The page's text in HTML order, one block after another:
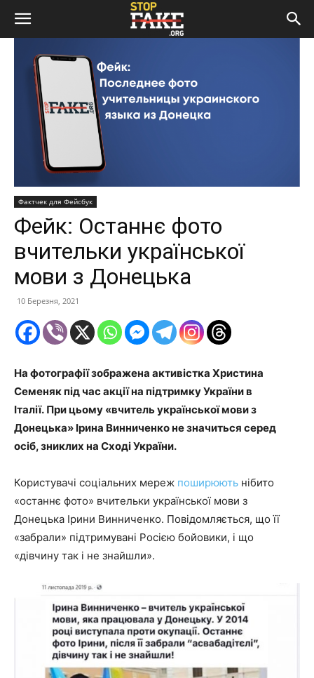
Фактчек для Фейсбук
Фейк: Останнє фото
вчительки української
мови з Донецька
10 Березня, 2021
На фотографії зображена активістка Христина
Семеняк під час акції на підтримку України в
Італії. При цьому «вчитель української мови з
Донецька» Ірина Винниченко не значиться серед
осіб, зниклих на Сході України.
Користувачі соціальних мереж поширюють нібито
«останнє фото» вчительки української мови з
Донецька Ірини Винниченко. Повідомляється, що її
«забрали» підтримувані Росією бойовики, і що
«дівчину так і не знайшли».